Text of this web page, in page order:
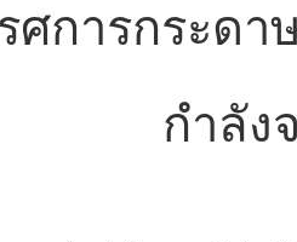
ศการกระด
กำลัง